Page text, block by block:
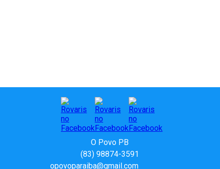
O Povo PB
(83) 98874-3591
opovoparaiba@gmail.com